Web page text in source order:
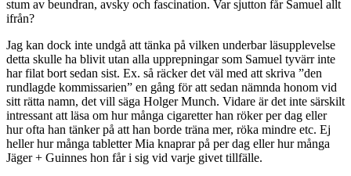
stum av beundran, avsky och fascination. Var sjutton får Samuel allt
ifrån?
Jag kan dock inte undgå att tänka på vilken underbar läsupplevelse
detta skulle ha blivit utan alla upprepningar som Samuel tyvärr inte
har filat bort sedan sist. Ex. så räcker det väl med att skriva ”den
rundlagde kommissarien” en gång för att sedan nämnda honom vid
sitt rätta namn, det vill säga Holger Munch. Vidare är det inte särskilt
intressant att läsa om hur många cigaretter han röker per dag eller
hur ofta han tänker på att han borde träna mer, röka mindre etc. Ej
heller hur många tabletter Mia knaprar på per dag eller hur många
Jäger + Guinnes hon får i sig vid varje givet tillfälle.